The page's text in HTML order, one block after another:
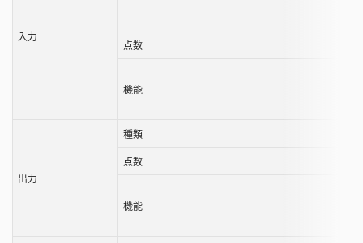
入力
点数
機能
出力
種類
点数
機能